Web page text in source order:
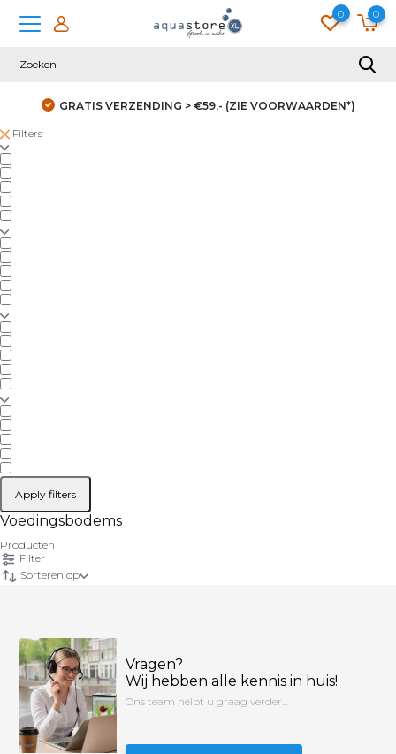
0 0
GRATIS VERZENDING > €59,- (ZIE VOORWAARDEN*)
Filters
Apply filters
Voedingsbodems
Producten
Filter
Sorteren op
Vragen?
Wij hebben alle kennis in huis!
Ons team helpt u graag verder...